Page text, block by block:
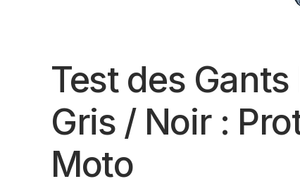
Test des
Gris / Noir :
Moto